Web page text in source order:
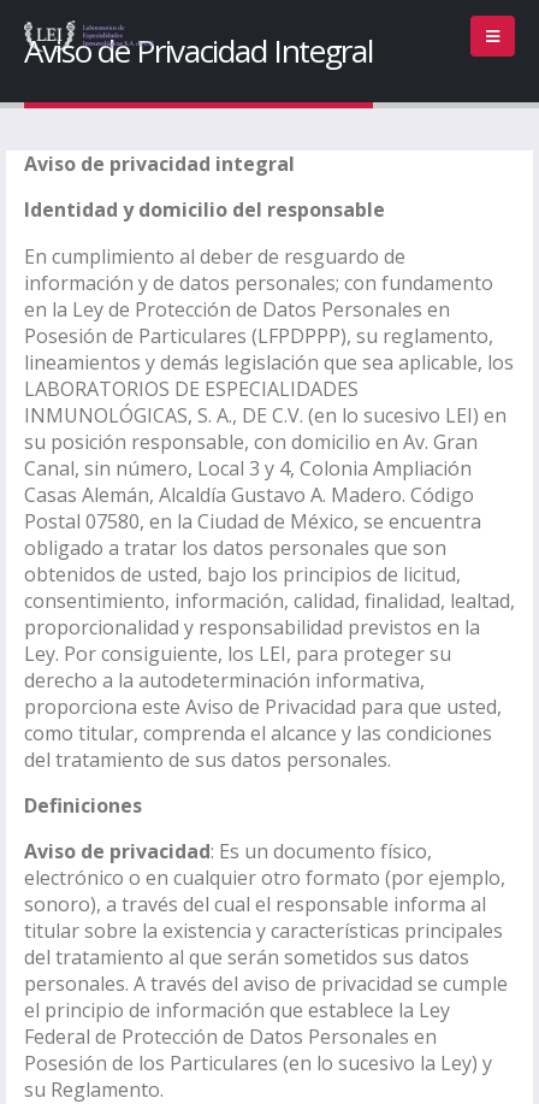
Aviso de Privacidad Integral
Aviso de privacidad integral
Identidad y domicilio del responsable
En cumplimiento al deber de resguardo de
información y de datos personales; con fundamento
en la Ley de Protección de Datos Personales en
Posesión de Particulares (LFPDPPP), su reglamento,
lineamientos y demás legislación que sea aplicable, los
LABORATORIOS DE ESPECIALIDADES
INMUNOLÓGICAS, S. A., DE C.V. (en lo sucesivo LEI) en
su posición responsable, con domicilio en Av. Gran
Canal, sin número, Local 3 y 4, Colonia Ampliación
Casas Alemán, Alcaldía Gustavo A. Madero. Código
Postal 07580, en la Ciudad de México, se encuentra
obligado a tratar los datos personales que son
obtenidos de usted, bajo los principios de licitud,
consentimiento, información, calidad, finalidad, lealtad,
proporcionalidad y responsabilidad previstos en la
Ley. Por consiguiente, los LEI, para proteger su
derecho a la autodeterminación informativa,
proporciona este Aviso de Privacidad para que usted,
como titular, comprenda el alcance y las condiciones
del tratamiento de sus datos personales.
Definiciones
Aviso de privacidad: Es un documento físico,
electrónico o en cualquier otro formato (por ejemplo,
sonoro), a través del cual el responsable informa al
titular sobre la existencia y características principales
del tratamiento al que serán sometidos sus datos
personales. A través del aviso de privacidad se cumple
el principio de información que establece la Ley
Federal de Protección de Datos Personales en
Posesión de los Particulares (en lo sucesivo la Ley) y
su Reglamento.